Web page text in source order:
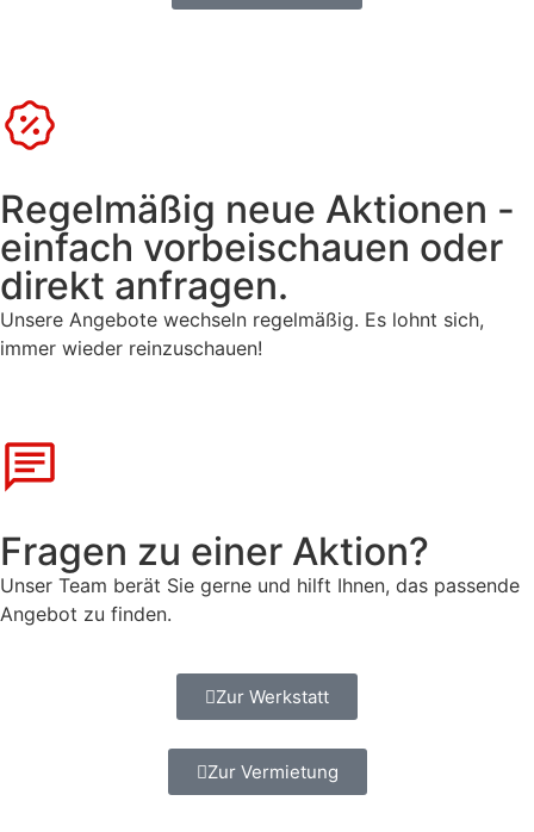
Regelmäßig neue Aktionen -
einfach vorbeischauen oder
direkt anfragen.
Unsere Angebote wechseln regelmäßig. Es lohnt sich,
immer wieder reinzuschauen!
Fragen zu einer Aktion?
Unser Team berät Sie gerne und hilft Ihnen, das passende
Angebot zu finden.
Zur Werkstatt
Zur Vermietung